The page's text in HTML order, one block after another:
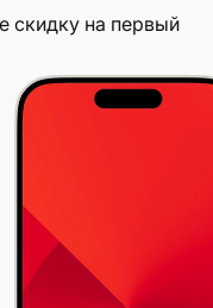
скидку на первый